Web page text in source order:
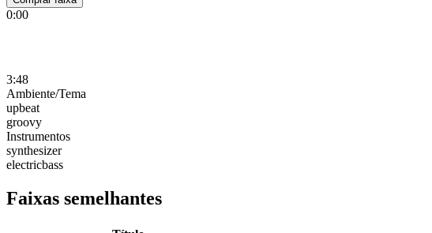
0:00
3:48
Ambiente/Tema
upbeat
groovy
Instrumentos
synthesizer
electricbass
Faixas semelhantes